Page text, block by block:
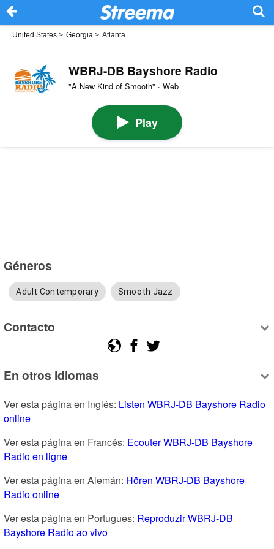
United States > Georgia > Atlanta
WBRJ-DB Bayshore Radio
"A New Kind of Smooth" · Web
Play
Géneros
Adult Contemporary Smooth Jazz
Contacto
En otros idiomas
Ver esta página en Inglés: Listen WBRJ-DB Bayshore Radio
online
Ver esta página en Francés: Ecouter WBRJ-DB Bayshore
Radio en ligne
Ver esta página en Alemán: Hören WBRJ-DB Bayshore
Radio online
Ver esta página en Portugues: Reproduzir WBRJ-DB
Bayshore Radio ao vivo